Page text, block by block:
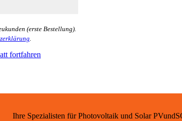
(erste Bestellung).
fortfahren
Ihre Spezialisten für Photovoltaik und Solar